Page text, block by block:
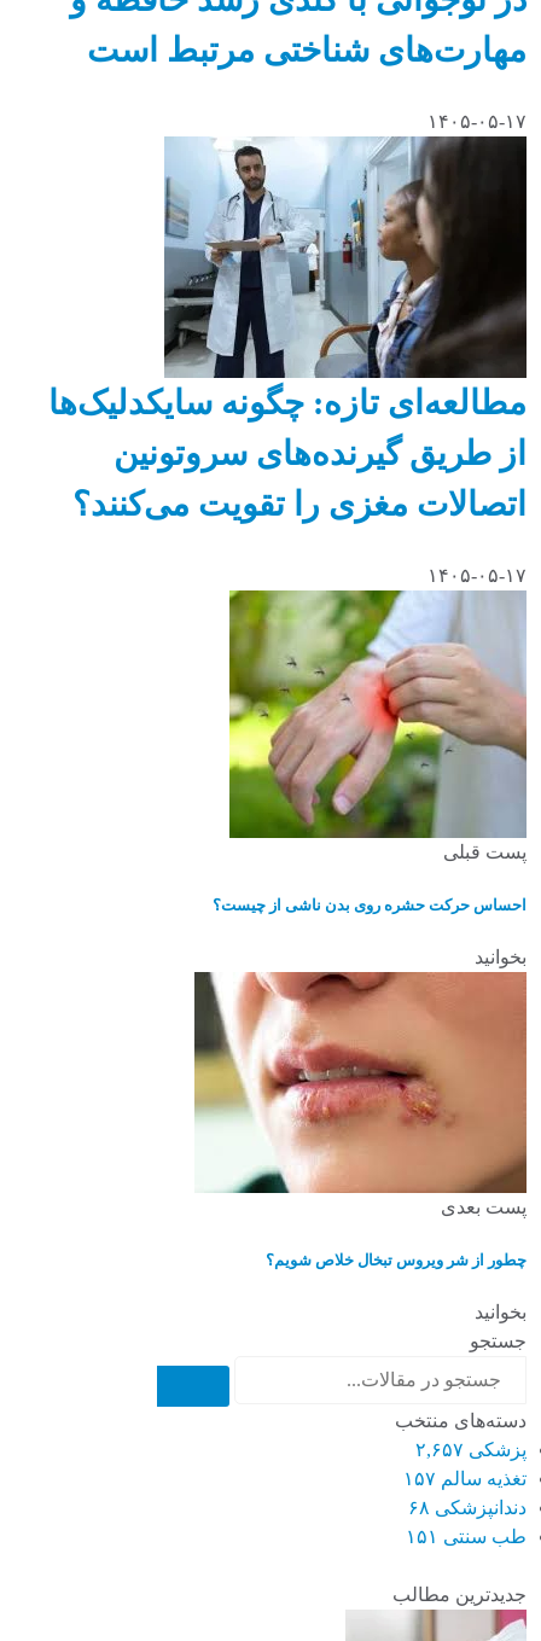
مهارت‌های شناختی مرتبط است
۱۴۰۵-۰۵-۱۷
مطالعه‌ای تازه: چگونه سایکدلیک‌ها
از طریق گیرنده‌های سروتونین
اتصالات مغزی را تقویت می‌کنند؟
۱۴۰۵-۰۵-۱۷
پست قبلی
احساس حرکت حشره روی بدن ناشی از چیست؟
بخوانید
پست بعدی
چطور از شر ویروس تبخال خلاص شویم؟
بخوانید
جستجو
دسته‌های منتخب
پزشکی ۲,۶۵۷
تغذیه سالم ۱۵۷
دندانپزشکی ۶۸
طب سنتی ۱۵۱
جدیدترین مطالب